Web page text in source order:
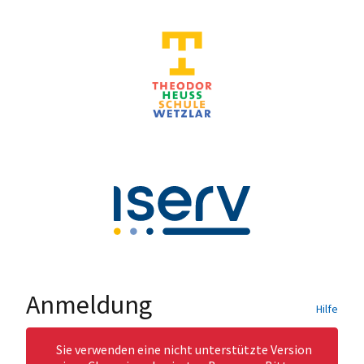
Anmeldung Hilfe
Sie verwenden eine nicht unterstützte Version